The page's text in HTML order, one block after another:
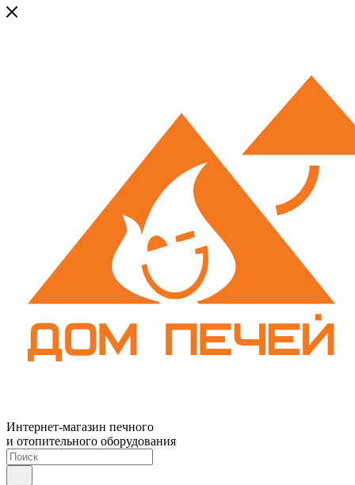
Интернет-магазин печного
и отопительного оборудования